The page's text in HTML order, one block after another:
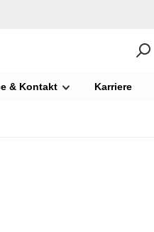
& Kontakt Karriere